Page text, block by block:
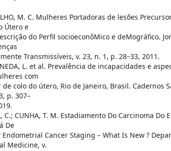
M. C. Mulheres Portadoras de lesões
Útero e
do Perfil socioeconôMico e deMográfico.
Transmissíveis, v. 23, n. 1, p. 28–33, 2011.
L. et al. Prevalência de incapacidades e
com
de colo do útero, Rio de Janeiro, Brasil. Cadernos
p. 307–
C.; CUNHA, T. M. Estadiamento Do Carcinoma Do
De
Endometrial Cancer Staging – What Is New ?
Medicine, v.